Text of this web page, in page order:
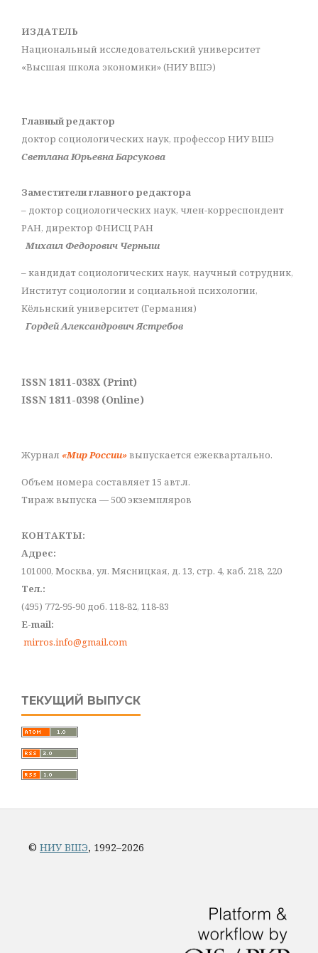
ИЗДАТЕЛЬ
Национальный исследовательский университет
«Высшая школа экономики» (НИУ ВШЭ)
Главный редактор
доктор социологических наук, профессор НИУ ВШЭ
Светлана Юрьевна Барсукова
Заместители главного редактора
– доктор социологических наук, член-корреспондент
РАН, директор ФНИСЦ РАН
Михаил Федорович Черныш
– кандидат социологических наук, научный сотрудник,
Институт социологии и социальной психологии,
Кёльнский университет (Германия)
Гордей Александрович Ястребов
ISSN 1811-038X (Print)
ISSN 1811-0398 (Online)
Журнал «Мир России»выпускается ежеквартально.
Объем номера составляет 15 авт.л.
Тираж выпуска — 500 экземпляров
КОНТАКТЫ:
Адрес:
101000, Москва, ул. Мясницкая, д. 13, стр. 4, каб. 218, 220
Тел.:
(495) 772-95-90 доб. 118-82, 118-83
E-mail:
mirros.info@gmail.com
ТЕКУЩИЙ ВЫПУСК
© НИУ ВШЭ, 1992–2026